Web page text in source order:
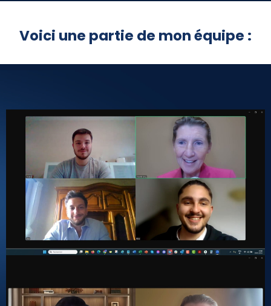
Voici une partie de mon équipe :